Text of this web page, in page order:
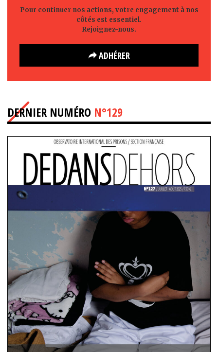
Pour continuer nos actions, votre engagement à nos
côtés est essentiel.
Rejoignez-nous.
ADHÉRER
DERNIER NUMÉRO N°129